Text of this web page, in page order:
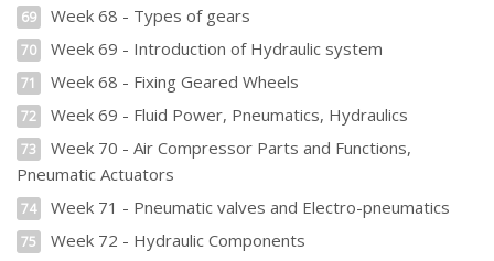
69 Week 68 - Types of gears
70 Week 69 - Introduction of Hydraulic system
71 Week 68 - Fixing Geared Wheels
72 Week 69 - Fluid Power, Pneumatics, Hydraulics
73
Week 70 - Air Compressor Parts and Functions,
Pneumatic Actuators
74 Week 71 - Pneumatic valves and Electro-pneumatics
75 Week 72 - Hydraulic Components